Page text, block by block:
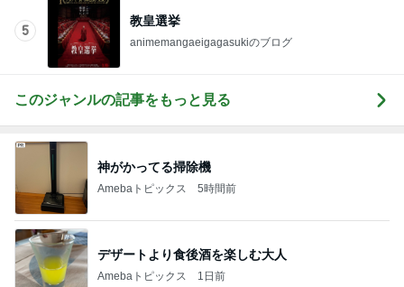
Amebaトピックス
Amebaトピックス 1日前
秋野暢子 好きになったマメパン
Amebaトピックス 2日前